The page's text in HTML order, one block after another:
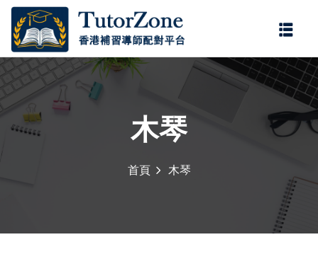
木琴
首頁 木琴
登錄